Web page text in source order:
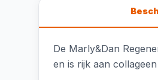
De Marly&Dan
en is rijk aan